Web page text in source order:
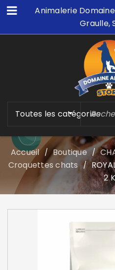
Animalerie
Graulle,
Toutes les catégories
Accueil / Boutique /
Croquettes chats /
2 K